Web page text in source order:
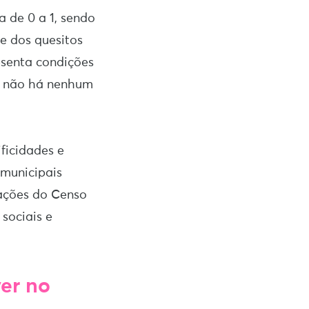
de 0 a 1, sendo
dos quesitos
condições
há nenhum
e
do Censo
e
no